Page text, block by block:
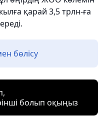
қарай 3,5 трлн-ға
бөлісу
болып оқыңыз